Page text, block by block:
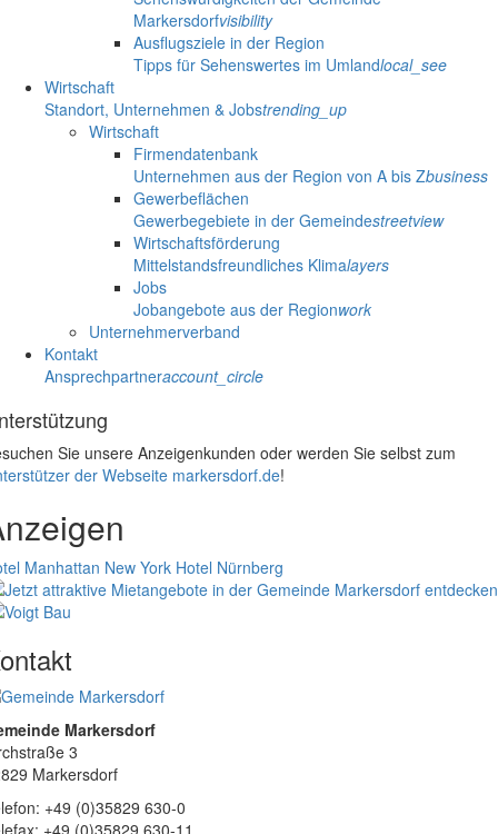
Markersdorfvisibility
Ausflugsziele in der Region
Tipps für Sehenswertes im Umlandlocal_see
Wirtschaft
Standort, Unternehmen & Jobstrending_up
Wirtschaft
Firmendatenbank
Unternehmen aus der Region von A bis Zbusiness
Gewerbeflächen
Gewerbegebiete in der Gemeindestreetview
Wirtschaftsförderung
Mittelstandsfreundliches Klimalayers
Jobs
Jobangebote aus der Regionwork
Unternehmerverband
Kontakt
Ansprechpartneraccount_circle
Sie unsere Anzeigenkunden oder werden Sie selbst zum
der Webseite markersdorf.de!
Manhattan New York Hotel Nürnberg
Markersdorf
3
Markersdorf
+49 (0)35829 630-0